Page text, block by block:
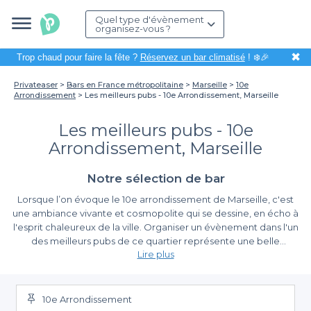
Quel type d'évènement
organisez-vous ?
Trop chaud pour faire la fête ? Réservez un bar climatisé! ❄️🎉 ✖
Privateaser Bars en France métropolitaine Marseille
10e
Arrondissement
Les meilleurs pubs - 10e Arrondissement, Marseille
Les meilleurs pubs - 10e
Arrondissement, Marseille
Notre sélection de bar
Lorsque l’on évoque le 10e arrondissement de Marseille, c'est
une ambiance vivante et cosmopolite qui se dessine, en écho à
l'esprit chaleureux de la ville. Organiser un évènement dans l'un
des meilleurs pubs de ce quartier représente une belle
opportunité de rassembler vos amis ou vos collègues autour
qui allient convivialité et bonne humeur, sont parfaits pour créer
des souvenirs mémorables.
Pourquoi choisir un pub dans le 10e arrondissement
Avec Privateaser, l'organisation de votre soirée devient un jeu
Lire plus
10e Arrondissement